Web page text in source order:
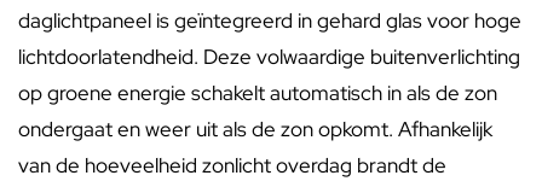
daglichtpaneel is geïntegreerd in gehard glas voor hoge
lichtdoorlatendheid. Deze volwaardige buitenverlichting
op groene energie schakelt automatisch in als de zon
ondergaat en weer uit als de zon opkomt. Afhankelijk
van de hoeveelheid zonlicht overdag brandt de